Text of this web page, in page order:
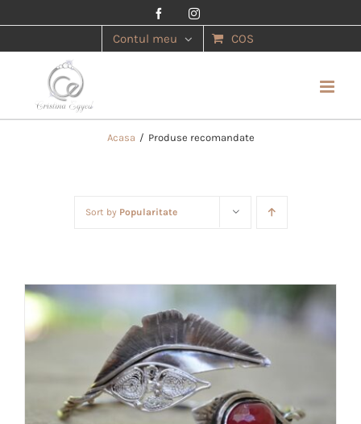
FacebookInstagram
Contul meu COS
Acasa / Produse recomandate
Sort by Popularitate